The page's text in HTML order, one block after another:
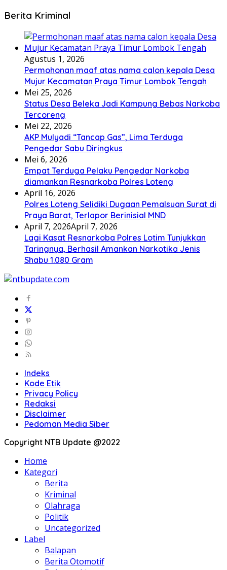
Berita Kriminal
Agustus 1, 2026
Permohonan maaf atas nama calon kepala Desa
Mujur Kecamatan Praya Timur Lombok Tengah
Mei 25, 2026
Status Desa Beleka Jadi ‎Kampung Bebas Narkoba
Tercoreng
Mei 22, 2026
AKP Mulyadi “Tancap Gas”, Lima Terduga
Pengedar Sabu Diringkus
Mei 6, 2026
Empat Terduga Pelaku Pengedar Narkoba
diamankan Resnarkoba Polres Loteng
April 16, 2026
Polres Loteng Selidiki Dugaan Pemalsuan Surat di
Praya Barat, Terlapor Berinisial MND
April 7, 2026April 7, 2026
Lagi Kasat Resnarkoba Polres Lotim Tunjukkan
Taringnya, Berhasil Amankan Narkotika Jenis
Shabu 1.080 Gram
Indeks
Kode Etik
Privacy Policy
Redaksi
Disclaimer
Pedoman Media Siber
Copyright NTB Update @2022
Home
Kategori
Berita
Kriminal
Olahraga
Politik
Uncategorized
Label
Balapan
Berita Otomotif